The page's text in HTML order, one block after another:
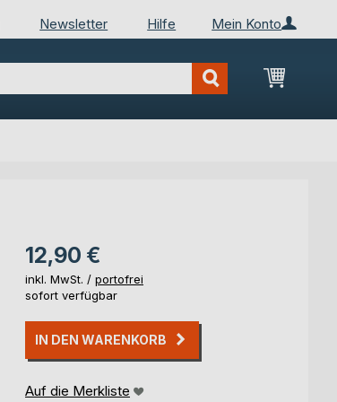
Mein Konto
Newsletter Hilfe
Mein
12,90 €
inkl. MwSt. / portofrei
sofort verfügbar
IN DEN WARENKORB
Auf die Merkliste